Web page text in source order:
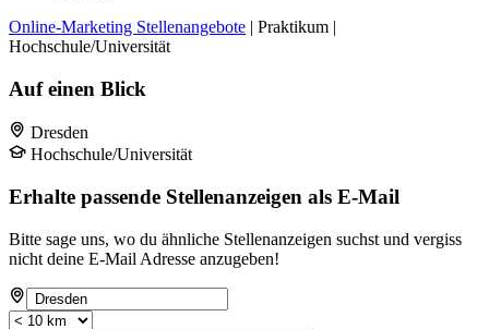
Online-Marketing Stellenangebote | Praktikum |
Hochschule/Universität
Auf einen Blick
Dresden
Hochschule/Universität
Erhalte passende Stellenanzeigen als E-Mail
Bitte sage uns, wo du ähnliche Stellenanzeigen suchst und vergiss
nicht deine E-Mail Adresse anzugeben!